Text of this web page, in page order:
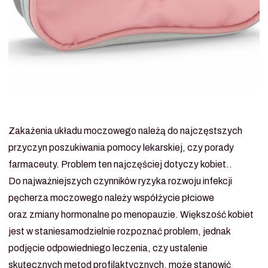
Zakażenia układu moczowego należą do najczęstszych
przyczyn poszukiwania pomocy lekarskiej, czy porady
farmaceuty. Problem ten najczęściej dotyczy kobiet..
Do najważniejszych czynników ryzyka rozwoju infekcji
pęcherza moczowego należy współżycie płciowe
oraz zmiany hormonalne po menopauzie. Większość kobiet
jest w staniesamodzielnie rozpoznać problem, jednak
podjęcie odpowiedniego leczenia, czy ustalenie
skutecznych metod profilaktycznych, może stanowić